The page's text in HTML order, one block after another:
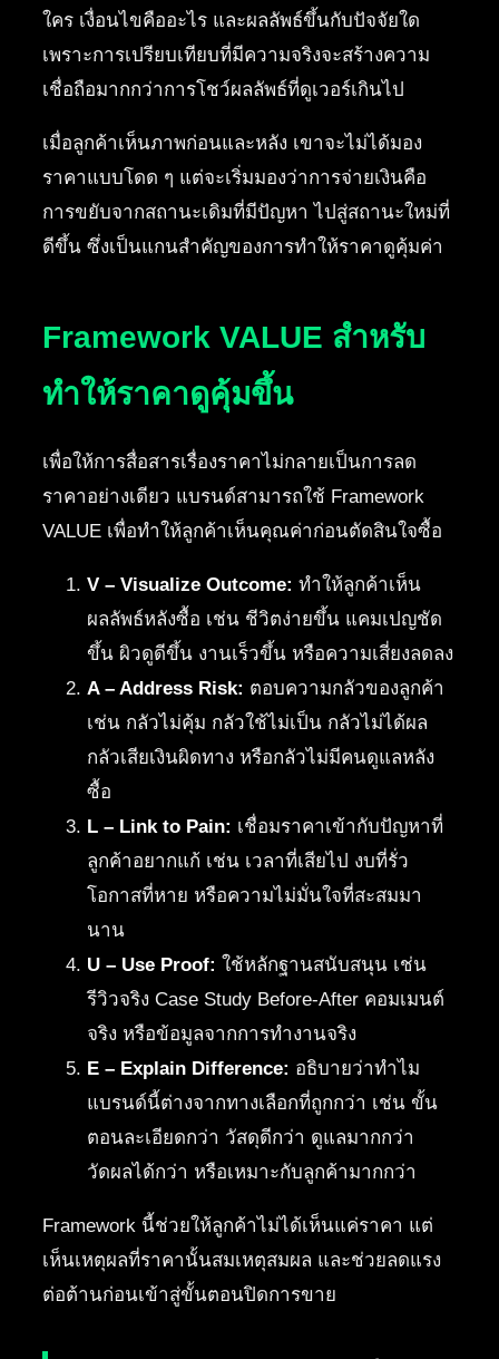
ใคร เงื่อนไขคืออะไร และผลลัพธ์ขึ้นกับปัจจัยใด
เพราะการเปรียบเทียบที่มีความจริงจะสร้างความ
เชื่อถือมากกว่าการโชว์ผลลัพธ์ที่ดูเวอร์เกินไป
เมื่อลูกค้าเห็นภาพก่อนและหลัง เขาจะไม่ได้มอง
ราคาแบบโดด ๆ แต่จะเริ่มมองว่าการจ่ายเงินคือ
การขยับจากสถานะเดิมที่มีปัญหา ไปสู่สถานะใหม่ที่
ดีขึ้น ซึ่งเป็นแกนสำคัญของการทำให้ราคาดูคุ้มค่า
Framework VALUE สำหรับ
ทำให้ราคาดูคุ้มขึ้น
เพื่อให้การสื่อสารเรื่องราคาไม่กลายเป็นการลด
ราคาอย่างเดียว แบรนด์สามารถใช้ Framework
VALUE เพื่อทำให้ลูกค้าเห็นคุณค่าก่อนตัดสินใจซื้อ
V – Visualize Outcome: ทำให้ลูกค้าเห็น
ผลลัพธ์หลังซื้อ เช่น ชีวิตง่ายขึ้น แคมเปญชัด
ขึ้น ผิวดูดีขึ้น งานเร็วขึ้น หรือความเสี่ยงลดลง
A – Address Risk: ตอบความกลัวของลูกค้า
เช่น กลัวไม่คุ้ม กลัวใช้ไม่เป็น กลัวไม่ได้ผล
กลัวเสียเงินผิดทาง หรือกลัวไม่มีคนดูแลหลัง
ซื้อ
L – Link to Pain: เชื่อมราคาเข้ากับปัญหาที่
ลูกค้าอยากแก้ เช่น เวลาที่เสียไป งบที่รั่ว
โอกาสที่หาย หรือความไม่มั่นใจที่สะสมมา
นาน
U – Use Proof: ใช้หลักฐานสนับสนุน เช่น
รีวิวจริง Case Study Before-After คอมเมนต์
จริง หรือข้อมูลจากการทำงานจริง
E – Explain Difference: อธิบายว่าทำไม
แบรนด์นี้ต่างจากทางเลือกที่ถูกกว่า เช่น ขั้น
ตอนละเอียดกว่า วัสดุดีกว่า ดูแลมากกว่า
วัดผลได้กว่า หรือเหมาะกับลูกค้ามากกว่า
Framework นี้ช่วยให้ลูกค้าไม่ได้เห็นแค่ราคา แต่
เห็นเหตุผลที่ราคานั้นสมเหตุสมผล และช่วยลดแรง
ต่อต้านก่อนเข้าสู่ขั้นตอนปิดการขาย